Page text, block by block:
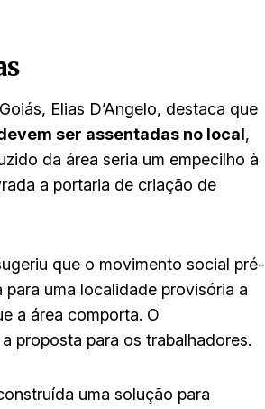
Elias D’Angelo, destaca que
ser assentadas no local,
da área seria um empecilho à
a portaria de criação de
que o movimento social pré-
uma localidade provisória a
a área comporta. O
proposta para os trabalhadores.
uma solução para